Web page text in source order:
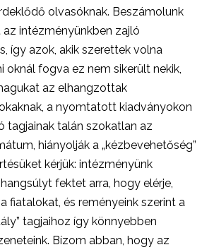
olvasóknak. Beszámolunk
intézményünkben zajló
így azok, akik szerettek volna
oknál fogva ez nem sikerült nekik,
az elhangzottak
a nyomtatott kiadványokon
tagjainak talán szokatlan az
hiányolják a „kézbevehetőség”
kérjük: intézményünk
fektet arra, hogy elérje,
fiatalokat, és reményeink szerint a
tagjaihoz így könnyebben
Bízom abban, hogy az